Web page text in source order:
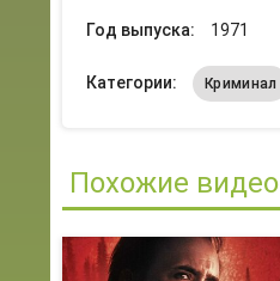
Год выпуска: 1971
Категории: Криминал
Похожие видео